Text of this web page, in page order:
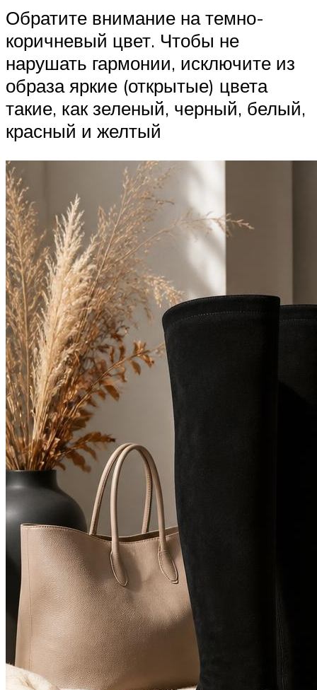
Обратите внимание на темно-
коричневый цвет. Чтобы не
нарушать гармонии, исключите из
образа яркие (открытые) цвета
такие, как зеленый, черный, белый,
красный и желтый